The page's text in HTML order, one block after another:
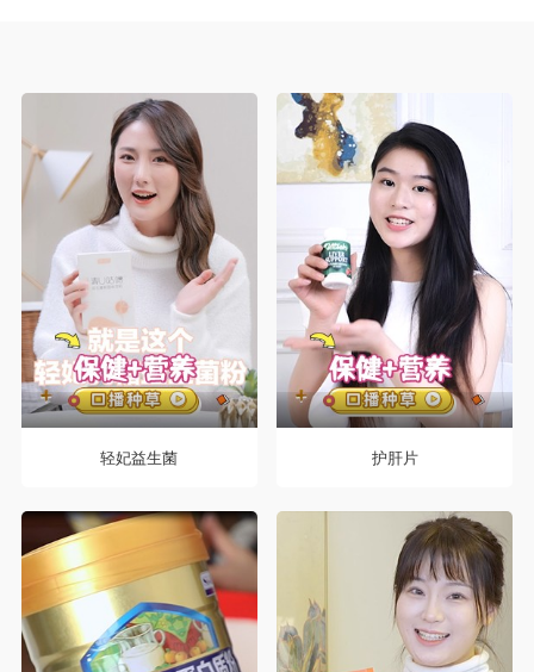
轻妃益生菌 护肝片